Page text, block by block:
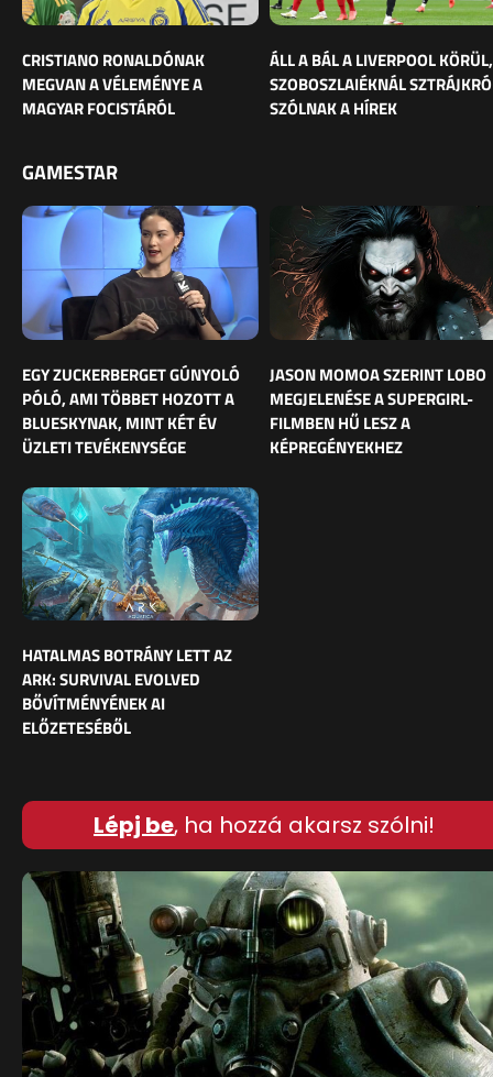
CRISTIANO RONALDÓNAK
MEGVAN A VÉLEMÉNYE A
MAGYAR FOCISTÁRÓL
ÁLL A BÁL A LIVERPOOL KÖRÜL,
SZOBOSZLAIÉKNÁL
SZÓLNAK A HÍREK
GAMESTAR
EGY ZUCKERBERGET GÚNYOLÓ
PÓLÓ, AMI TÖBBET HOZOTT A
BLUESKYNAK, MINT KÉT ÉV
ÜZLETI TEVÉKENYSÉGE
JASON MOMOA SZERINT LOBO
MEGJELENÉSE A SUPERGIRL-
FILMBEN HŰ LESZ A
KÉPREGÉNYEKHEZ
HATALMAS BOTRÁNY LETT AZ
ARK: SURVIVAL EVOLVED
BŐVÍTMÉNYÉNEK AI
ELŐZETESÉBŐL
Lépj be, ha hozzá akarsz szólni!